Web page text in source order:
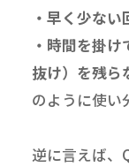
・早く少な
・時間を掛
抜け）を残ら
のように使い
逆に言えば、